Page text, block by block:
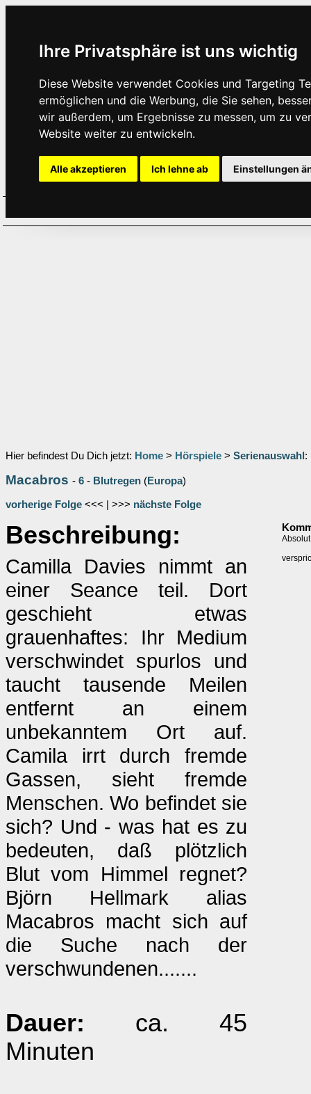
Ihre Privatsphäre ist uns wichtig
Diese Website verwendet Cookies und Targeting
ermöglichen und die Werbung, die Sie sehen,
wir außerdem, um Ergebnisse zu messen, um zu
Website weiter zu entwickeln.
Alle akzeptieren Ich lehne ab Einstellungen
Hier befindest Du Dich jetzt: Home > Hörspiele > Serienauswahl :
Macabros - 6 - Blutregen (Europa)
vorherige Folge <<< | >>> nächste Folge
Beschreibung:
Camilla Davies nimmt an
einer Seance teil. Dort
geschieht etwas
grauenhaftes: Ihr Medium
verschwindet spurlos und
taucht tausende Meilen
entfernt an einem
unbekanntem Ort auf.
Camila irrt durch fremde
Gassen, sieht fremde
Menschen. Wo befindet sie
sich? Und - was hat es zu
bedeuten, daß plötzlich
Blut vom Himmel regnet?
Björn Hellmark alias
Macabros macht sich auf
die Suche nach der
verschwundenen.......
Dauer: ca. 45
Minuten